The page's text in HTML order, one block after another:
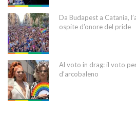
Da Budapest a Catania,
ospite d’onore del pride
Al voto in drag: il voto
d’arcobaleno